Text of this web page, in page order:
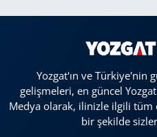
Yozgat'ın ve Türkiye'nin
gelişmeleri, en güncel
Medya olarak, ilinizle ilgili tüm
bir şekilde